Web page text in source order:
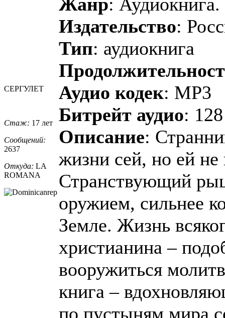
СЕРГУЛЕТ
Стаж: 17 лет
Сообщений:
2637
Откуда: LA
ROMANA
Издательство:
Тип: аудиокнига
Аудио кодек: MP3
Битрейт аудио:
Описание:
жизни сей, но ей
Странствующий
оружием, сильнее
Земле. Жизнь
христианина –
вооружиться
книга –
по пустыням мира